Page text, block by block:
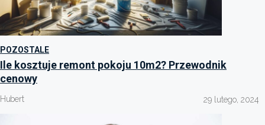
POZOSTALE
Ile kosztuje remont pokoju 10m2? Przewodnik
cenowy
Hubert 29 lutego, 2024